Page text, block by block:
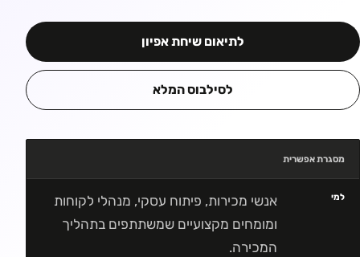
לתיאום שיחת אפיון
לסילבוס המלא
מסגרת אפשרית
למי
אנשי מכירות, פיתוח עסקי, מנהלי לקוחות
ומומחים מקצועיים שמשתתפים בתהליך
המכירה.